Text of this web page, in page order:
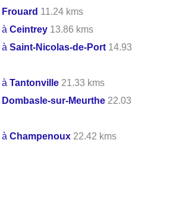
Frouard 11.24 kms
àCeintrey 13.86 kms
àSaint-Nicolas-de-Port 14.93
àTantonville 21.33 kms
Dombasle-sur-Meurthe 22.03
àChampenoux 22.42 kms